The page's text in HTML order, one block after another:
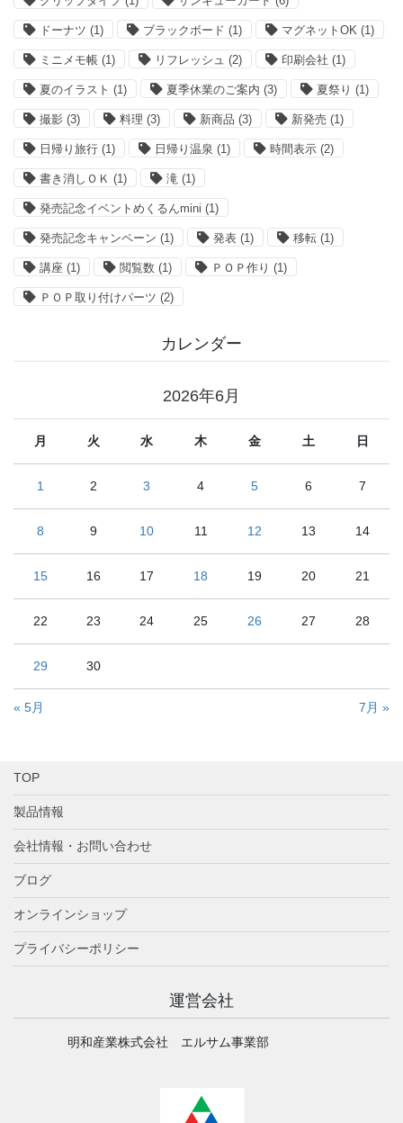
ドーナツ (1) ブラックボード (1) マグネットOK (1)
ミニメモ帳 (1) リフレッシュ (2) 印刷会社 (1)
夏のイラスト (1) 夏季休業のご案内 (3) 夏祭り (1)
撮影 (3) 料理 (3) 新商品 (3) 新発売 (1)
日帰り旅行 (1) 日帰り温泉 (1) 時間表示 (2)
書き消しＯＫ (1) 滝 (1)
発売記念イベントめくるんmini (1)
発売記念キャンペーン (1) 発表 (1) 移転 (1)
講座 (1) 閲覧数 (1) ＰＯＰ作り (1)
ＰＯＰ取り付けパーツ (2)
カレンダー
2026年6月
月 火 水 木 金 土 日
1 2 3 4 5 6 7
8 9 10 11 12 13 14
15 16 17 18 19 20 21
22 23 24 25 26 27 28
29 30
« 5月 7月 »
TOP
製品情報
会社情報・お問い合わせ
ブログ
オンラインショップ
プライバシーポリシー
運営会社
明和産業株式会社 エルサム事業部